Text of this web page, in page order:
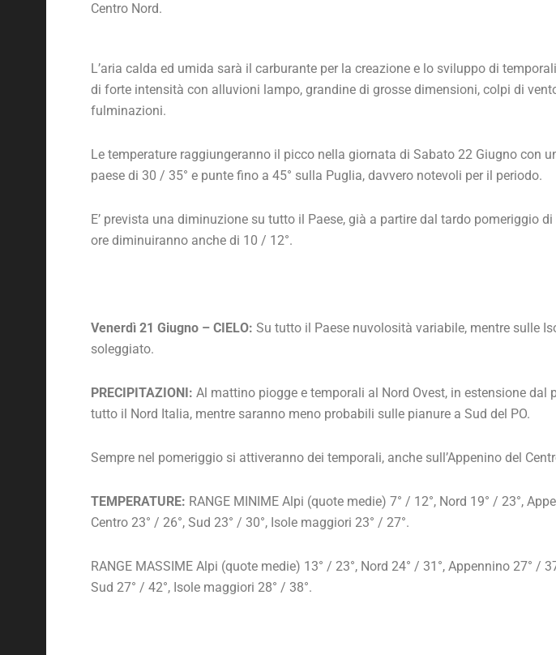
Centro Nord.
L’aria calda ed umida sarà il carburante per la creazione e lo sviluppo di
di forte intensità con alluvioni lampo, grandine di grosse dimensioni, colpi di
fulminazioni.
Le temperature raggiungeranno il picco nella giornata di Sabato 22 Giugno con
paese di 30 / 35° e punte fino a 45° sulla Puglia, davvero notevoli per il periodo.
E’ prevista una diminuzione su tutto il Paese, già a partire dal tardo pomeriggio
ore diminuiranno anche di 10 / 12°.
Venerdì 21 Giugno – CIELO: Su tutto il Paese nuvolosità variabile, mentre sulle
soleggiato.
PRECIPITAZIONI: Al mattino piogge e temporali al Nord Ovest, in estensione dal
tutto il Nord Italia, mentre saranno meno probabili sulle pianure a Sud del PO.
Sempre nel pomeriggio si attiveranno dei temporali, anche sull’Appenino del
TEMPERATURE: RANGE MINIME Alpi (quote medie) 7° / 12°, Nord 19° / 23°,
Centro 23° / 26°, Sud 23° / 30°, Isole maggiori 23° / 27°.
RANGE MASSIME Alpi (quote medie) 13° / 23°, Nord 24° / 31°, Appennino 27° /
Sud 27° / 42°, Isole maggiori 28° / 38°.